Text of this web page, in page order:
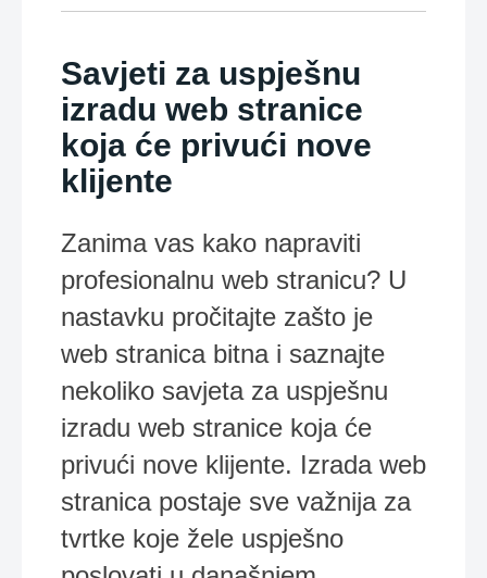
Savjeti za uspješnu
izradu web stranice
koja će privući nove
klijente
Zanima vas kako napraviti
profesionalnu web stranicu? U
nastavku pročitajte zašto je
web stranica bitna i saznajte
nekoliko savjeta za uspješnu
izradu web stranice koja će
privući nove klijente. Izrada web
stranica postaje sve važnija za
tvrtke koje žele uspješno